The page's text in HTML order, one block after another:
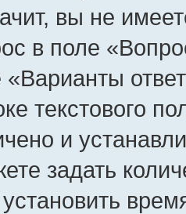
вы не
в поле
«Варианты
текстового
и
задать